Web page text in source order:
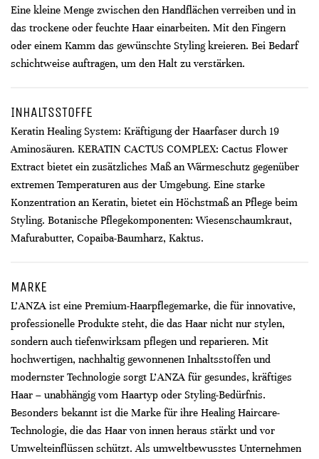
Eine kleine Menge zwischen den Handflächen verreiben und in
das trockene oder feuchte Haar einarbeiten. Mit den Fingern
oder einem Kamm das gewünschte Styling kreieren. Bei Bedarf
schichtweise auftragen, um den Halt zu verstärken.
INHALTSSTOFFE
Keratin Healing System: Kräftigung der Haarfaser durch 19
Aminosäuren. KERATIN CACTUS COMPLEX: Cactus Flower
Extract bietet ein zusätzliches Maß an Wärmeschutz gegenüber
extremen Temperaturen aus der Umgebung. Eine starke
Konzentration an Keratin, bietet ein Höchstmaß an Pflege beim
Styling. Botanische Pflegekomponenten: Wiesenschaumkraut,
Mafurabutter, Copaiba-Baumharz, Kaktus.
MARKE
L’ANZA ist eine Premium-Haarpflegemarke, die für innovative,
professionelle Produkte steht, die das Haar nicht nur stylen,
sondern auch tiefenwirksam pflegen und reparieren. Mit
hochwertigen, nachhaltig gewonnenen Inhaltsstoffen und
modernster Technologie sorgt L’ANZA für gesundes, kräftiges
Haar – unabhängig vom Haartyp oder Styling-Bedürfnis.
Besonders bekannt ist die Marke für ihre Healing Haircare-
Technologie, die das Haar von innen heraus stärkt und vor
Umwelteinflüssen schützt. Als umweltbewusstes Unternehmen